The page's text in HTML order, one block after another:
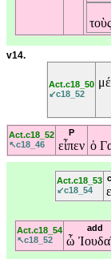
τοὺς
v14.
Act.c18_50
↙c18_52
Act.c18_52
↖c18_46
P
εἶπεν ὁ
Act.c18_53
↙c18_54
Act.c18_54
↖c18_52
add
ὦ